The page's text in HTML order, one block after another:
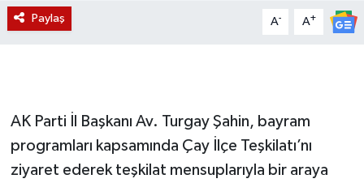
Paylaş A- A+
AK Parti İl Başkanı Av. Turgay Şahin, bayram
programları kapsamında Çay İlçe Teşkilatı’nı
ziyaret ederek teşkilat mensuplarıyla bir araya